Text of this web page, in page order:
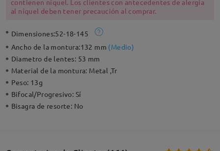
contienen níquel. Los clientes con antecedentes de alergia
al níquel deben tener precaución al comprar.
Dimensiones:52-18-145
Ancho de la montura:132 mm (Medio)
Diametro de lentes: 53 mm
Material de la montura: Metal ,Tr
Peso: 13g
Bifocal/Progresivo: Sí
Bisagra de resorte: No